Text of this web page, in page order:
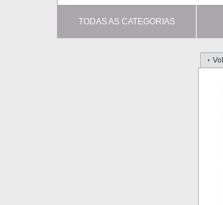
TODAS AS CATEGORIAS